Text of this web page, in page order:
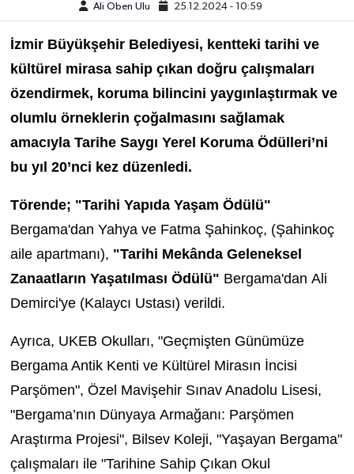
Ali Oben Ulu 25.12.2024 - 10:59
İzmir Büyükşehir Belediyesi, kentteki tarihi ve
kültürel mirasa sahip çıkan doğru çalışmaları
özendirmek, koruma bilincini yaygınlaştırmak ve
olumlu örneklerin çoğalmasını sağlamak
amacıyla Tarihe Saygı Yerel Koruma Ödülleri’ni
bu yıl 20’nci kez düzenledi.
Törende; "Tarihi Yapıda Yaşam Ödülü"
Bergama'dan Yahya ve Fatma Şahinkoç, (Şahinkoç
aile apartmanı), "Tarihi Mekânda Geleneksel
Zanaatların Yaşatılması Ödülü" Bergama'dan Ali
Demirci'ye (Kalaycı Ustası) verildi.
Ayrıca, UKEB Okulları, "Geçmişten Günümüze
Bergama Antik Kenti ve Kültürel Mirasın İncisi
Parşömen", Özel Mavişehir Sınav Anadolu Lisesi,
"Bergama’nın Dünyaya Armağanı: Parşömen
Araştırma Projesi", Bilsev Koleji, "Yaşayan Bergama"
çalışmaları ile "Tarihine Sahip Çıkan Okul